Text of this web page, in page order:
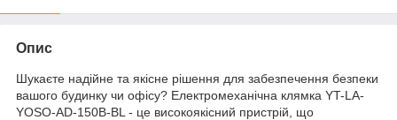
Опис
Шукаєте надійне та якісне рішення для забезпечення безпеки
вашого будинку чи офісу? Електромеханічна клямка YT-LA-
YOSO-AD-150B-BL - це високоякісний пристрій, що